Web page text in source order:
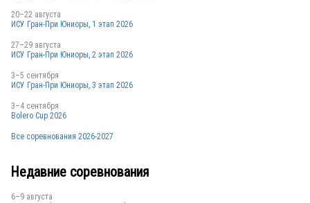
20–22 августа
ИСУ Гран-При Юниоры, 1 этап 2026
27–29 августа
ИСУ Гран-При Юниоры, 2 этап 2026
3–5 сентября
ИСУ Гран-При Юниоры, 3 этап 2026
3–4 сентября
Bolero Cup 2026
Все соревнования 2026-2027
Недавние соревнования
6–9 августа